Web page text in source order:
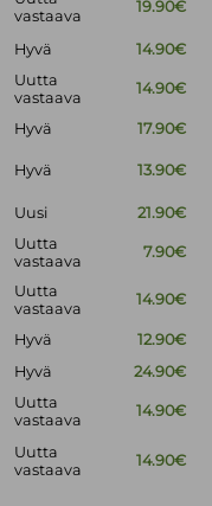
vastaava
19.90€
Hyvä 14.90€
Uutta
vastaava
14.90€
Hyvä
17.90€
Hyvä 13.90€
Uusi 21.90€
Uutta
vastaava
7.90€
Uutta
vastaava
14.90€
Hyvä
12.90€
Hyvä 24.90€
Uutta
vastaava
14.90€
Uutta
vastaava
14.90€